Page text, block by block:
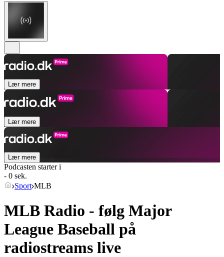
Lær mere
Lær mere
Lær mere
Podcasten starter i
- 0 sek.
Sport MLB
MLB Radio - følg Major
League Baseball på
radiostreams live